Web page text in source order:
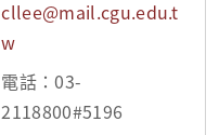
cllee@mail.cgu.edu.t
w
電話：03-
2118800#5196